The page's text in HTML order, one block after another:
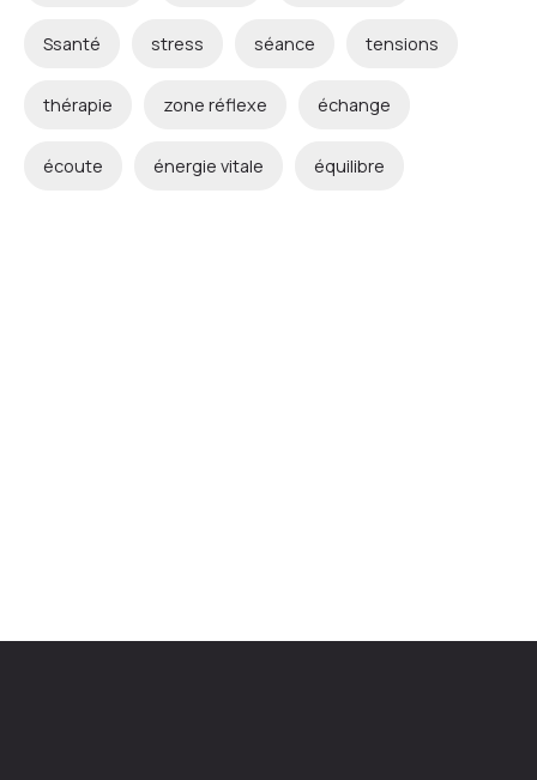
Ssanté stress séance tensions
thérapie zone réflexe échange
écoute énergie vitale équilibre